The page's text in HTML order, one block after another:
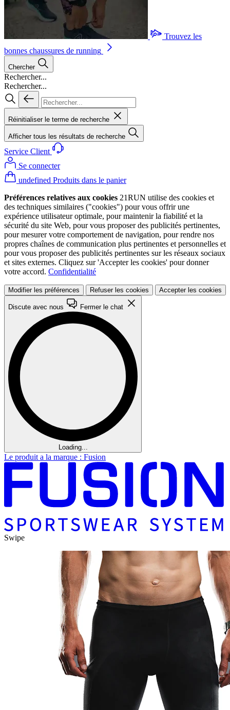
Trouvez les
bonnes chaussures de running
Chercher
Rechercher...
Rechercher...
Réinitialiser le terme de recherche
Afficher tous les résultats de recherche
Service Client
Se connecter
undefined Produits dans le panier
Préférences relatives aux cookies 21RUN utilise des cookies et
des techniques similaires ("cookies") pour vous offrir une
expérience utilisateur optimale, pour maintenir la fiabilité et la
sécurité du site Web, pour vous proposer des publicités pertinentes,
pour mesurer votre comportement de navigation, pour rendre nos
propres chaînes de communication plus pertinentes et personnelles et
pour vous proposer des publicités pertinentes sur les réseaux sociaux
et sites externes. Cliquez sur 'Accepter les cookies' pour donner
votre accord. Confidentialité
Modifier les préférences Refuser les cookies Accepter les cookies
Discute avec nous Fermer le chat
Loading...
Le produit a la marque : Fusion
Swipe